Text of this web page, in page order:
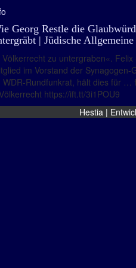
Georg Restle die
| Jüdische Allgemeine
zu untergraben«. Felix
im Vorstand der Synagogen-
WDR-Rundfunkrat, hält dies für …
https://ift.tt/3i1POU9
Hestia |